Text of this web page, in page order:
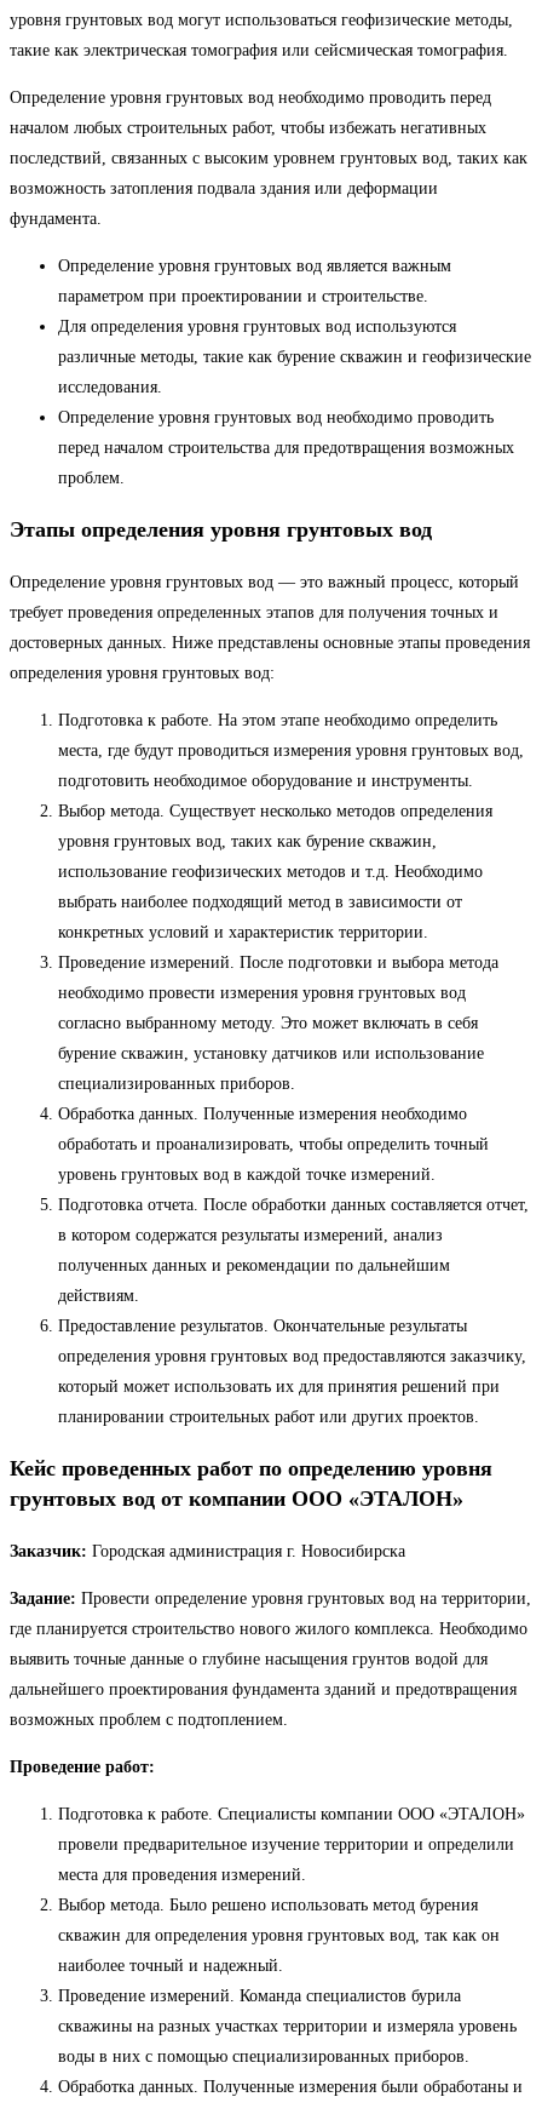
уровня грунтовых вод могут использоваться геофизические методы,
такие как электрическая томография или сейсмическая томография.
Определение уровня грунтовых вод необходимо проводить перед
началом любых строительных работ, чтобы избежать негативных
последствий, связанных с высоким уровнем грунтовых вод, таких как
возможность затопления подвала здания или деформации
фундамента.
Определение уровня грунтовых вод является важным
параметром при проектировании и строительстве.
Для определения уровня грунтовых вод используются
различные методы, такие как бурение скважин и геофизические
исследования.
Определение уровня грунтовых вод необходимо проводить
перед началом строительства для предотвращения возможных
проблем.
Этапы определения уровня грунтовых вод
Определение уровня грунтовых вод — это важный процесс, который
требует проведения определенных этапов для получения точных и
достоверных данных. Ниже представлены основные этапы проведения
определения уровня грунтовых вод:
Подготовка к работе. На этом этапе необходимо определить
места, где будут проводиться измерения уровня грунтовых вод,
подготовить необходимое оборудование и инструменты.
Выбор метода. Существует несколько методов определения
уровня грунтовых вод, таких как бурение скважин,
использование геофизических методов и т.д. Необходимо
выбрать наиболее подходящий метод в зависимости от
конкретных условий и характеристик территории.
Проведение измерений. После подготовки и выбора метода
необходимо провести измерения уровня грунтовых вод
согласно выбранному методу. Это может включать в себя
бурение скважин, установку датчиков или использование
специализированных приборов.
Обработка данных. Полученные измерения необходимо
обработать и проанализировать, чтобы определить точный
уровень грунтовых вод в каждой точке измерений.
Подготовка отчета. После обработки данных составляется отчет,
в котором содержатся результаты измерений, анализ
полученных данных и рекомендации по дальнейшим
действиям.
Предоставление результатов. Окончательные результаты
определения уровня грунтовых вод предоставляются заказчику,
который может использовать их для принятия решений при
планировании строительных работ или других проектов.
Кейс проведенных работ по определению уровня
грунтовых вод от компании ООО «ЭТАЛОН»
Заказчик: Городская администрация г. Новосибирска
Задание: Провести определение уровня грунтовых вод на территории,
где планируется строительство нового жилого комплекса. Необходимо
выявить точные данные о глубине насыщения грунтов водой для
дальнейшего проектирования фундамента зданий и предотвращения
возможных проблем с подтоплением.
Проведение работ:
Подготовка к работе. Специалисты компании ООО «ЭТАЛОН»
провели предварительное изучение территории и определили
места для проведения измерений.
Выбор метода. Было решено использовать метод бурения
скважин для определения уровня грунтовых вод, так как он
наиболее точный и надежный.
Проведение измерений. Команда специалистов бурила
скважины на разных участках территории и измеряла уровень
воды в них с помощью специализированных приборов.
Обработка данных. Полученные измерения были обработаны и